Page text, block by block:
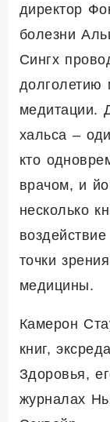
директор
болезни
Сингх
долголетию
медитации.
хальса –
кто
врачом, и
несколько
точки
медицины.
Камерон С
книг,
Здоровья,
журналах